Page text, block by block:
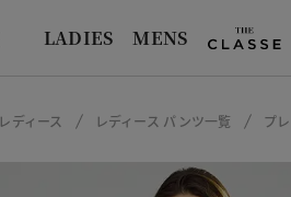
LADIES MENS
レディース レディース パンツ一覧 プ